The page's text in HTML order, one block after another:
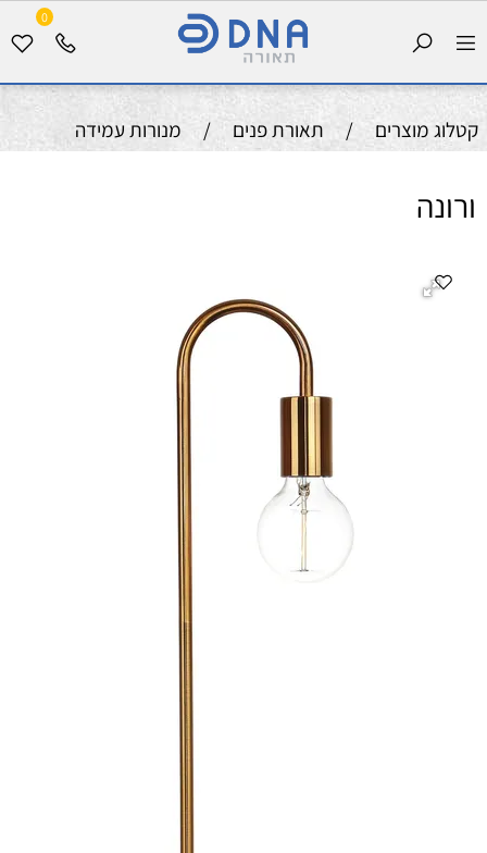
0
קטלוג מוצרים / תאורת פנים / מנורות עמידה
ורונה